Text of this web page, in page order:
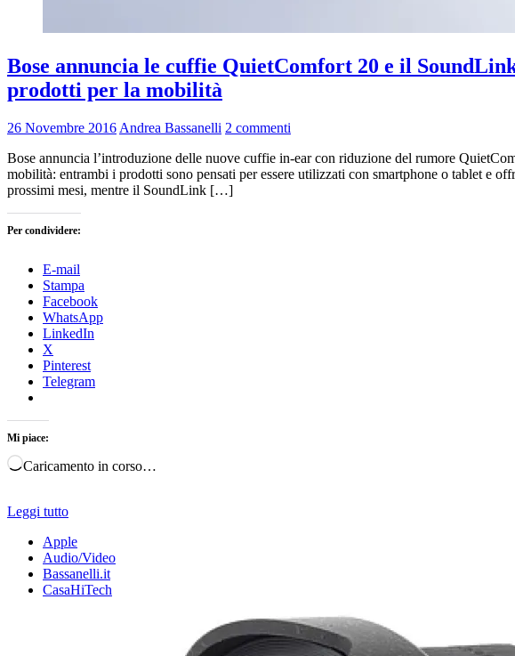
Bose annuncia le cuffie QuietComfort 20 e il
prodotti per la mobilità
26 Novembre 2016 Andrea Bassanelli 2 commenti
Bose annuncia l’introduzione delle nuove cuffie in-ear con riduzione del rumore
mobilità: entrambi i prodotti sono pensati per essere utilizzati con smartphone o tablet e
prossimi mesi, mentre il SoundLink […]
Per condividere:
E-mail
Stampa
Facebook
WhatsApp
LinkedIn
X
Pinterest
Telegram
Mi piace:
Caricamento in corso…
Leggi tutto
Apple
Audio/Video
Bassanelli.it
CasaHiTech